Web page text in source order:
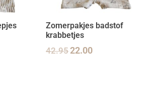
Zomerpakjes badstof
krabbetjes
42.9522.00